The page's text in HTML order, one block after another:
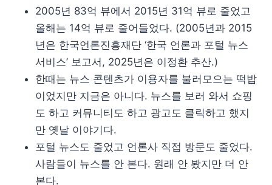
2005년 83억 뷰에서 2015년 31억 뷰로 줄었고
올해는 14억 뷰로 줄어들었다. (2005년과 2015
년은 한국언론진흥재단 ‘한국 언론과 포털 뉴스
서비스’ 보고서, 2025년은 이정환 추산.)
한때는 뉴스 콘텐츠가 이용자를 불러모으는 떡밥
이었지만 지금은 아니다. 뉴스를 보러 와서 쇼핑
도 하고 커뮤니티도 하고 광고도 클릭하고 했지
만 옛날 이야기다.
포털 뉴스도 줄었고 언론사 직접 방문도 줄었다.
사람들이 뉴스를 안 본다. 원래 안 봤지만 더 안
본다.